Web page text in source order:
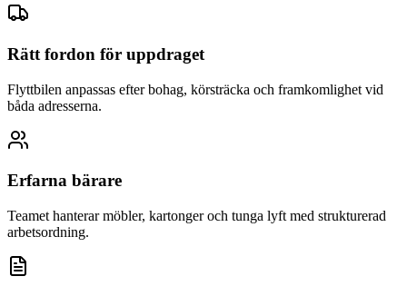
Rätt fordon för uppdraget
Flyttbilen anpassas efter bohag, körsträcka och framkomlighet vid
båda adresserna.
Erfarna bärare
Teamet hanterar möbler, kartonger och tunga lyft med strukturerad
arbetsordning.